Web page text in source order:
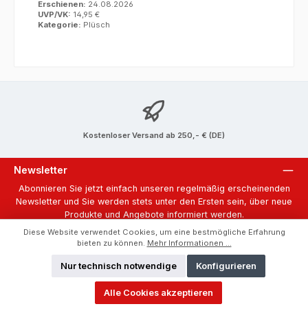
Erschienen: 24.08.2026
UVP/VK: 14,95 €
Kategorie: Plüsch
Kostenloser Versand ab 250,- € (DE)
Newsletter
Abonnieren Sie jetzt einfach unseren regelmäßig erscheinenden
Newsletter und Sie werden stets unter den Ersten sein, über neue
Produkte und Angebote informiert werden.
Datenschutz
Datenschutzbestimmungenzur Kenntnis genommen
gelesen und bin mit ihnen einverstanden.
Diese Website verwendet Cookies, um eine bestmögliche Erfahrung
bieten zu können. Mehr Informationen ...
Nur technisch notwendige Konfigurieren
Alle Cookies akzeptieren